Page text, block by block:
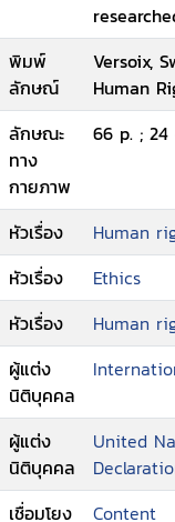
พิมพ์
ลักษณ์
Versoix,
Human
ลักษณะ
ทาง
กายภาพ
66 p. ; 24
หัวเรื่อง
Human
หัวเรื่อง
Ethics
หัวเรื่อง
Human
ผู้แต่ง
นิติบุคคล
ผู้แต่ง
นิติบุคคล
United
เชื่อมโยง
Content